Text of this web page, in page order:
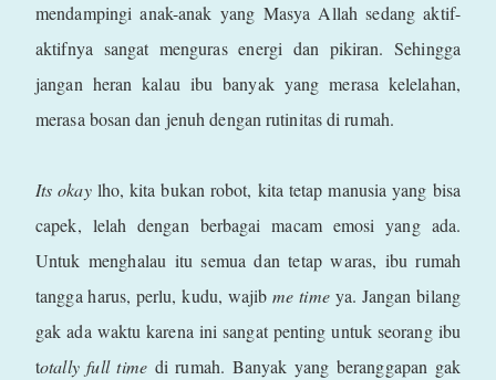
mendampingi anak-anak yang Masya Allah sedang aktif-
aktifnya sangat menguras energi dan pikiran. Sehingga
jangan heran kalau ibu banyak yang merasa kelelahan,
merasa bosan dan jenuh dengan rutinitas di rumah.
Its okaylho, kita bukan robot, kita tetap manusia yang bisa
capek, lelah dengan berbagai macam emosi yang ada.
Untuk menghalau itu semua dan tetap waras, ibu rumah
tangga harus, perlu, kudu, wajib me timeya. Jangan bilang
gak ada waktu karena ini sangat penting untuk seorang ibu
totally full time di rumah. Banyak yang beranggapan gak